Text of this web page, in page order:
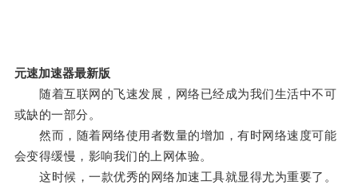
元速加速器最新版
随着互联网的飞速发展，网络已经成为我们生活中不可
或缺的一部分。
然而，随着网络使用者数量的增加，有时网络速度可能
会变得缓慢，影响我们的上网体验。
这时候，一款优秀的网络加速工具就显得尤为重要了。